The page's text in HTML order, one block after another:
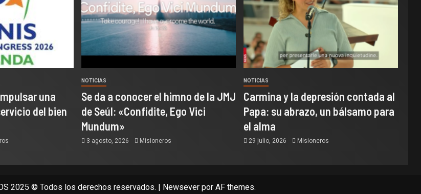
una
del bien
NOTICIAS
Se da a conocer el himno de la JMJ
de Seúl: «Confidite, Ego Vici
Mundum»
3 agosto, 2026 Misioneros
NOTICIAS
Carmina y la depresión contada al
Papa: su abrazo, un bálsamo para
el alma
29 julio, 2026 Misioneros
2025 © Todos los derechos reservados. | Newseverpor AF themes.